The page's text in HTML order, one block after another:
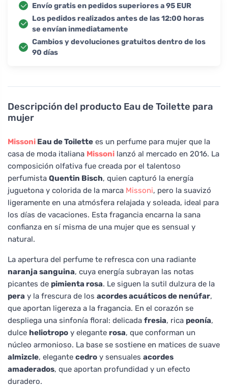
Descripción del producto Eau de Toilette para
mujer
Missoni Eau de Toilette es un perfume para mujer que la
casa de moda italiana Missoni lanzó al mercado en 2016. La
composición olfativa fue creada por el talentoso
perfumista Quentin Bisch, quien capturó la energía
juguetona y colorida de la marca Missoni, pero la suavizó
ligeramente en una atmósfera relajada y soleada, ideal para
los días de vacaciones. Esta fragancia encarna la sana
confianza en sí misma de una mujer que es sensual y
natural.
La apertura del perfume te refresca con una radiante
naranja sanguina, cuya energía subrayan las notas
picantes de pimienta rosa. Le siguen la sutil dulzura de la
pera y la frescura de los acordes acuáticos de nenúfar,
que aportan ligereza a la fragancia. En el corazón se
despliega una sinfonía floral: delicada fresia, rica peonía,
dulce heliotropo y elegante rosa, que conforman un
núcleo armonioso. La base se sostiene en matices de suave
almizcle, elegante cedro y sensuales acordes
amaderados, que aportan profundidad y un efecto
duradero.
Envío gratis en pedidos superiores a 95 EUR
Los pedidos realizados antes de las 12:00 horas
se envían inmediatamente
Cambios y devoluciones gratuitos dentro de los
90 días